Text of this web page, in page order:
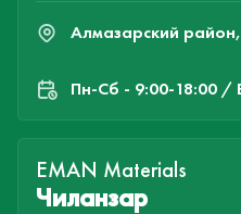
Алмазарский
Пн-Cб - 9:00-18:00 /
EMAN Materials
Чиланзар